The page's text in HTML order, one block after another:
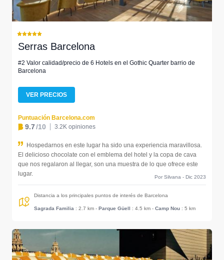
Serras Barcelona
#2 Valor calidad/precio de 6 Hotels en el Gothic Quarter barrio de
Barcelona
VER PRECIOS
Puntuación Barcelona.com
9.7/10 3.2K opiniones
Hospedarnos en este lugar ha sido una experiencia maravillosa.
El delicioso chocolate con el emblema del hotel y la copa de cava
que nos regalaron al llegar, son una muestra de lo que ofrece este
lugar.
Por Silvana - Dic 2023
Distancia a los principales puntos de interés de Barcelona
Sagrada Familia : 2.7 km - Parque Güell : 4.5 km - Camp Nou : 5 km